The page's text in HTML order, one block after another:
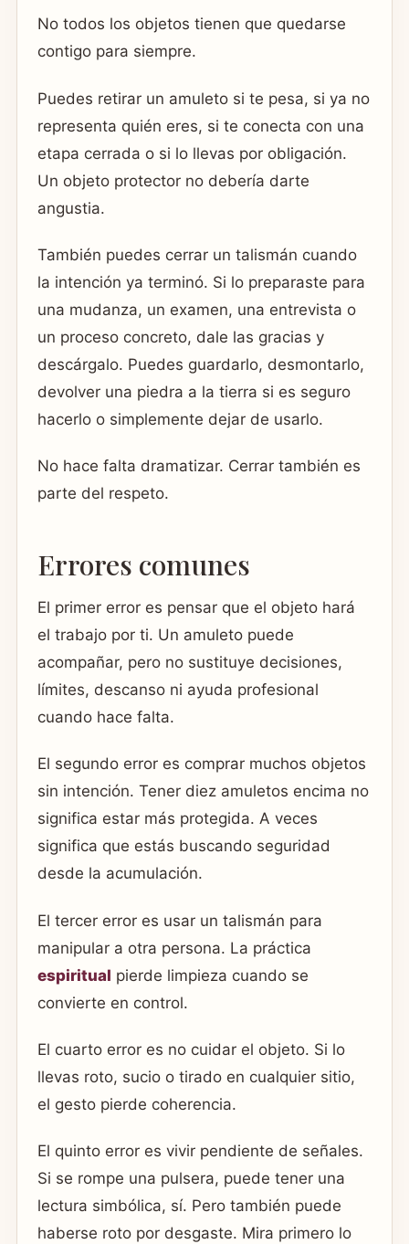
No todos los objetos tienen que quedarse
contigo para siempre.
Puedes retirar un amuleto si te pesa, si ya no
representa quién eres, si te conecta con una
etapa cerrada o si lo llevas por obligación.
Un objeto protector no debería darte
angustia.
También puedes cerrar un talismán cuando
la intención ya terminó. Si lo preparaste para
una mudanza, un examen, una entrevista o
un proceso concreto, dale las gracias y
descárgalo. Puedes guardarlo, desmontarlo,
devolver una piedra a la tierra si es seguro
hacerlo o simplemente dejar de usarlo.
No hace falta dramatizar. Cerrar también es
parte del respeto.
Errores comunes
El primer error es pensar que el objeto hará
el trabajo por ti. Un amuleto puede
acompañar, pero no sustituye decisiones,
límites, descanso ni ayuda profesional
cuando hace falta.
El segundo error es comprar muchos objetos
sin intención. Tener diez amuletos encima no
significa estar más protegida. A veces
significa que estás buscando seguridad
desde la acumulación.
El tercer error es usar un talismán para
manipular a otra persona. La práctica
espiritual pierde limpieza cuando se
convierte en control.
El cuarto error es no cuidar el objeto. Si lo
llevas roto, sucio o tirado en cualquier sitio,
el gesto pierde coherencia.
El quinto error es vivir pendiente de señales.
Si se rompe una pulsera, puede tener una
lectura simbólica, sí. Pero también puede
haberse roto por desgaste. Mira primero lo